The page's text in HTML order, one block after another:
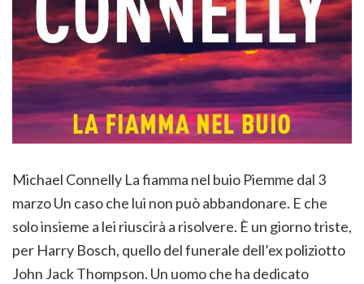
Michael Connelly La fiamma nel buio Piemme dal 3
marzo Un caso che lui non può abbandonare. E che
solo insieme a lei riuscirà a risolvere. È un giorno triste,
per Harry Bosch, quello del funerale dell’ex poliziotto
John Jack Thompson. Un uomo che ha dedicato